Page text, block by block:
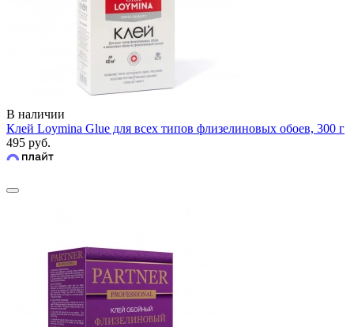
В наличии
Клей Loymina Glue для всех типов флизелиновых обоев, 300 г
495 руб.